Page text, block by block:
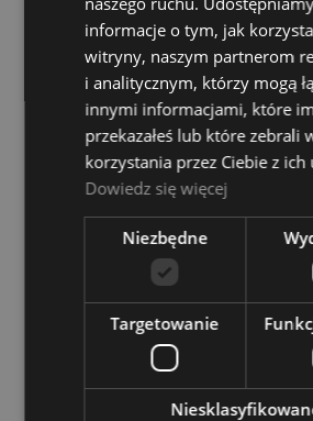
Stefy Line AB200 Pokrowiec na
basów
Stefy Line AB200 Pokrowiec na
basów
informacje o tym, jak
witryny, naszym partnerom
i analitycznym, którzy mogą
innymi informacjami, które
przekazałeś lub które zebrali
korzystania przez Ciebie z ich
Dowiedz się więcej
Niezbędne
Targetowanie